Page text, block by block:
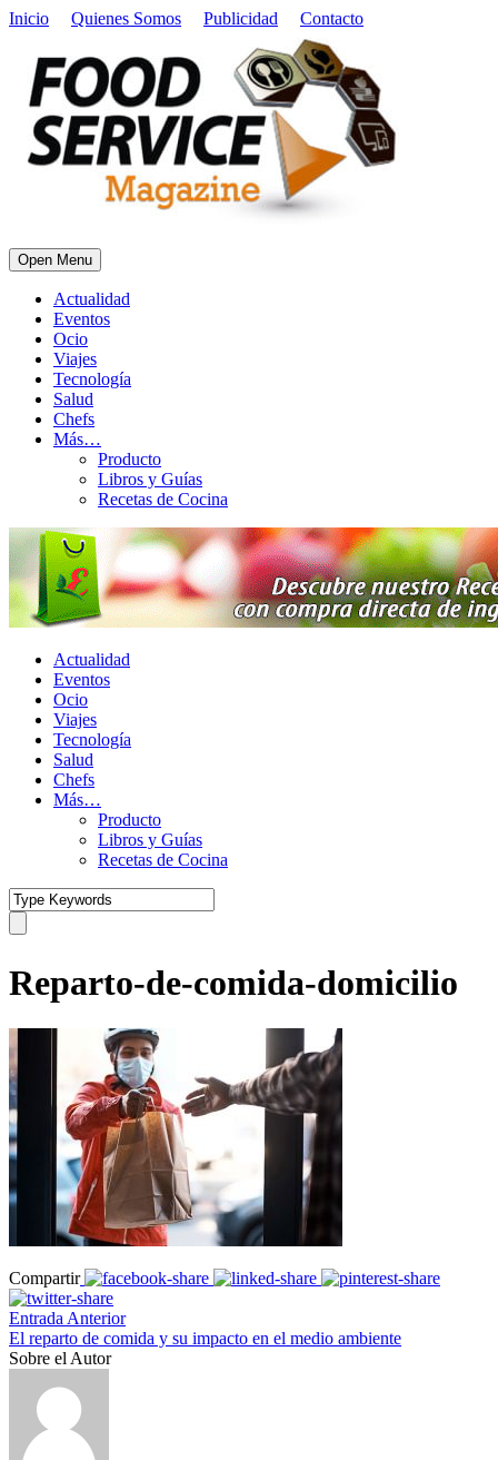
Inicio Quienes Somos Publicidad Contacto
Open Menu
Actualidad
Eventos
Ocio
Viajes
Tecnología
Salud
Chefs
Más…
Producto
Libros y Guías
Recetas de Cocina
Actualidad
Eventos
Ocio
Viajes
Tecnología
Salud
Chefs
Más…
Producto
Libros y Guías
Recetas de Cocina
Reparto-de-comida-domicilio
Compartir
Entrada Anterior
El reparto de comida y su impacto en el medio ambiente
Sobre el Autor